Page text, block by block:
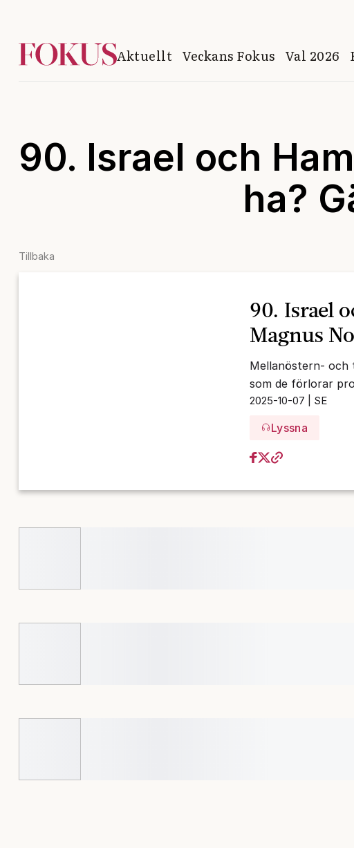
Aktuellt Veckans Fokus Val 2026
90. Israel och
ha?
Tillbaka
90. Israel
Magnus
Mellanöstern- och
som de förlorar
2025-10-07 | SE
Lyssna